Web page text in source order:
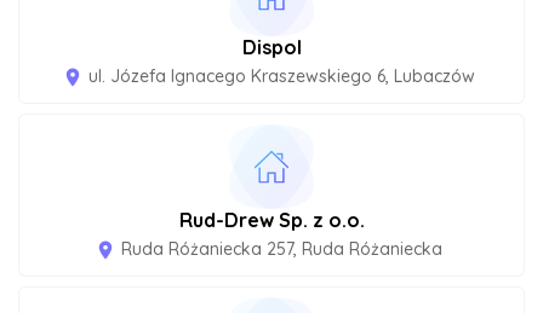
Dispol
room ul. Józefa Ignacego Kraszewskiego 6, Lubaczów
Rud-Drew Sp. z o.o.
room Ruda Różaniecka 257, Ruda Różaniecka